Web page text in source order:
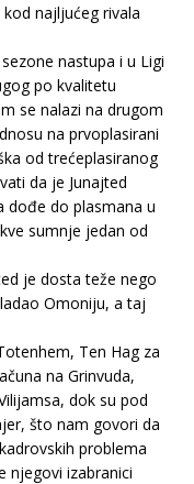
najljućeg rivala
nastupa i u Ligi
po kvalitetu
se nalazi na drugom
na prvoplasirani
od trećeplasiranog
da je Junajted
dođe do plasmana u
sumnje jedan od
je dosta teže nego
Omoniju, a taj
Ten Hag za
na Grinvuda,
dok su pod
što nam govori da
problema
njegovi izabranici